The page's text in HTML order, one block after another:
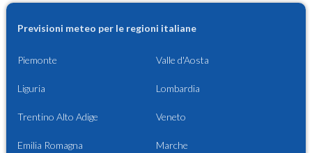
Previsioni meteo per le regioni italiane
Piemonte Valle d'Aosta
Liguria Lombardia
Trentino Alto Adige Veneto
Emilia Romagna Marche